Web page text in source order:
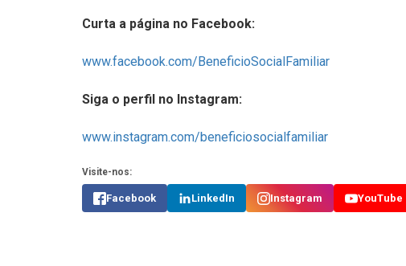
Curta a página no Facebook:
www.facebook.com/BeneficioSocialFamiliar
Siga o perfil no Instagram:
www.instagram.com/beneficiosocialfamiliar
Visite-nos:
Facebook LinkedIn Instagram YouTube